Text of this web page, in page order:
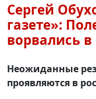
Сергей
газете»:
ворвались
Неожиданные
проявляются в